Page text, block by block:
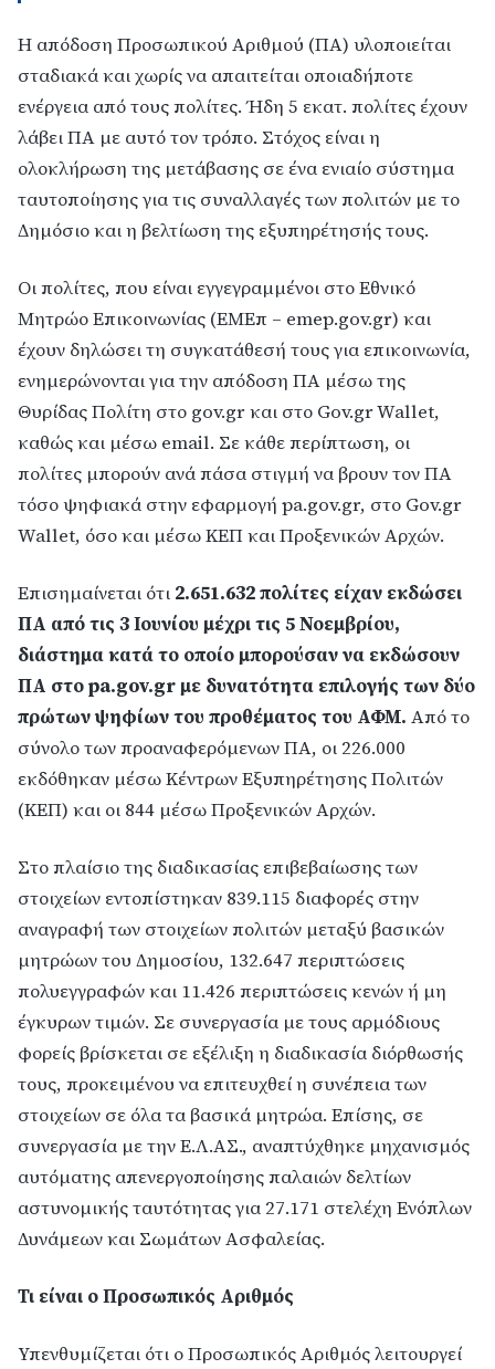
Η απόδοση Προσωπικού Αριθμού (ΠΑ) υλοποιείται
σταδιακά και χωρίς να απαιτείται οποιαδήποτε
ενέργεια από τους πολίτες. Ήδη 5 εκατ. πολίτες έχουν
λάβει ΠΑ με αυτό τον τρόπο. Στόχος είναι η
ολοκλήρωση της μετάβασης σε ένα ενιαίο σύστημα
ταυτοποίησης για τις συναλλαγές των πολιτών με το
Δημόσιο και η βελτίωση της εξυπηρέτησής τους.
Οι πολίτες, που είναι εγγεγραμμένοι στο Εθνικό
Μητρώο Επικοινωνίας (ΕΜΕπ – emep.gov.gr) και
έχουν δηλώσει τη συγκατάθεσή τους για επικοινωνία,
ενημερώνονται για την απόδοση ΠΑ μέσω της
Θυρίδας Πολίτη στο gov.gr και στο Gov.gr Wallet,
καθώς και μέσω email. Σε κάθε περίπτωση, οι
πολίτες μπορούν ανά πάσα στιγμή να βρουν τον ΠΑ
τόσο ψηφιακά στην εφαρμογή pa.gov.gr, στο Gov.gr
Wallet, όσο και μέσω ΚΕΠ και Προξενικών Αρχών.
Επισημαίνεται ότι 2.651.632 πολίτες είχαν εκδώσει
ΠΑ από τις 3 Ιουνίου μέχρι τις 5 Νοεμβρίου,
διάστημα κατά το οποίο μπορούσαν να εκδώσουν
ΠΑ στο pa.gov.gr με δυνατότητα επιλογής των δύο
πρώτων ψηφίων του προθέματος του ΑΦΜ. Από το
σύνολο των προαναφερόμενων ΠΑ, οι 226.000
εκδόθηκαν μέσω Κέντρων Εξυπηρέτησης Πολιτών
(ΚΕΠ) και οι 844 μέσω Προξενικών Αρχών.
Στο πλαίσιο της διαδικασίας επιβεβαίωσης των
στοιχείων εντοπίστηκαν 839.115 διαφορές στην
αναγραφή των στοιχείων πολιτών μεταξύ βασικών
μητρώων του Δημοσίου, 132.647 περιπτώσεις
πολυεγγραφών και 11.426 περιπτώσεις κενών ή μη
έγκυρων τιμών. Σε συνεργασία με τους αρμόδιους
φορείς βρίσκεται σε εξέλιξη η διαδικασία διόρθωσής
τους, προκειμένου να επιτευχθεί η συνέπεια των
στοιχείων σε όλα τα βασικά μητρώα. Επίσης, σε
συνεργασία με την Ε.Λ.ΑΣ., αναπτύχθηκε μηχανισμός
αυτόματης απενεργοποίησης παλαιών δελτίων
αστυνομικής ταυτότητας για 27.171 στελέχη Ενόπλων
Δυνάμεων και Σωμάτων Ασφαλείας.
Τι είναι ο Προσωπικός Αριθμός
Υπενθυμίζεται ότι ο Προσωπικός Αριθμός λειτουργεί